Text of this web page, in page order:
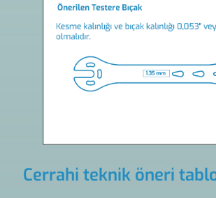
Cerrahi teknik öneri